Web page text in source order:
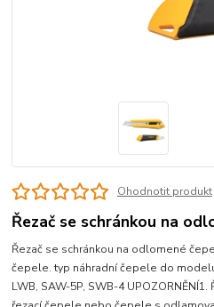
Ohodnotit produkt
Řezač se schránkou na
Řezač se schránkou na odlomené
čepele. typ náhradní čepele do
LWB, SAW-5P, SWB-4